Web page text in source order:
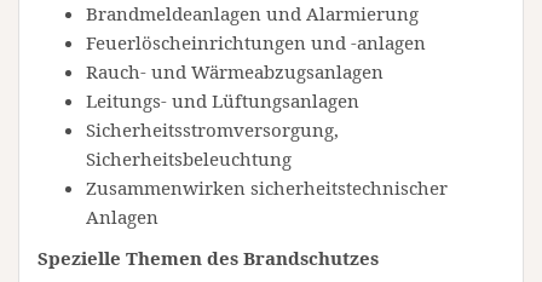
Brandmeldeanlagen und Alarmierung
Feuerlöscheinrichtungen und -anlagen
Rauch- und Wärmeabzugsanlagen
Leitungs- und Lüftungsanlagen
Sicherheitsstromversorgung,
Sicherheitsbeleuchtung
Zusammenwirken sicherheitstechnischer
Anlagen
Spezielle Themen des Brandschutzes